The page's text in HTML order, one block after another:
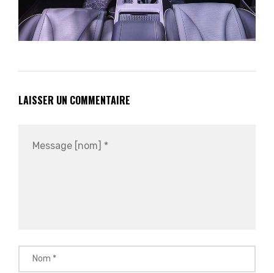
LAISSER UN COMMENTAIRE